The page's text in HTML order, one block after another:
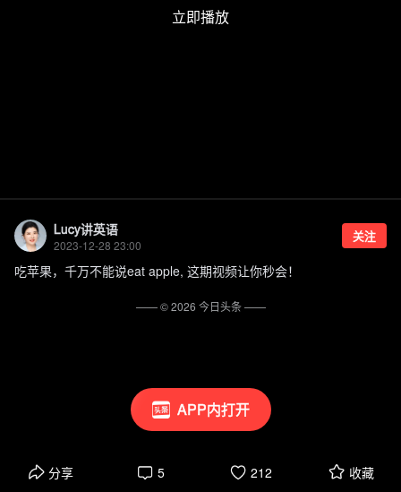
APP内打开
Lucy讲英语
2023-12-28 23:00
关注
吃苹果，千万不能说eat apple, 这期视频让你秒会！
分享 5 212 收藏
—— ©2026 今日头条——